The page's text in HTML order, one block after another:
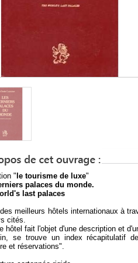
" le tourisme de luxe"
palaces du monde.
last palaces
meilleurs hôtels internationaux à
cités.
hôtel fait l'objet d'une description et
se trouve un index récapitulatif
et réservations".